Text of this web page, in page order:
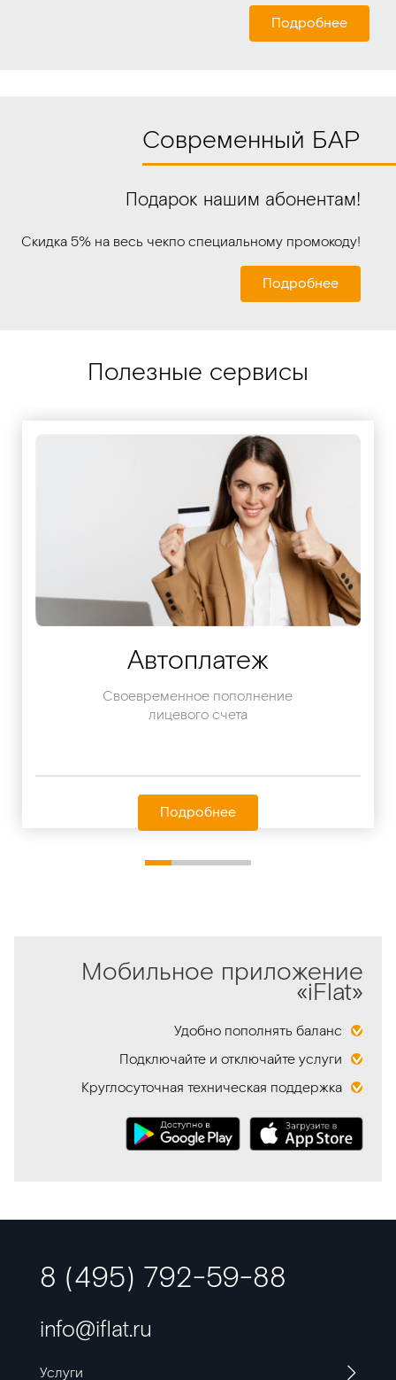
Подробнее
Современный БАР
Подарок нашим абонентам!
Скидка 5% на весь чекпо специальному промокоду!
Подробнее
Полезные сервисы
Автоплатеж
Своевременное пополнение
лицевого счета
Подробнее
Мобильное приложение
«iFlat»
Удобно пополнять баланс
Подключайте и отключайте услуги
Круглосуточная техническая поддержка
8 (495) 792-59-88
info@iflat.ru
Услуги